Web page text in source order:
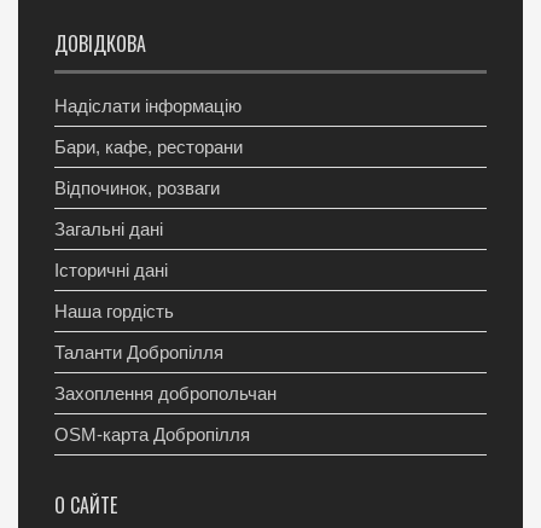
ДОВІДКОВА
Надіслати інформацію
Бари, кафе, ресторани
Відпочинок, розваги
Загальні дані
Історичні дані
Наша гордість
Таланти Добропілля
Захоплення добропольчан
OSM-карта Добропілля
О САЙТЕ